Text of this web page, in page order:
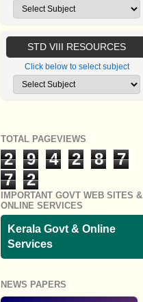
STD VIII RESOURCES
Click below to select subject
TOTAL PAGEVIEWS
2 9 4 2 8
7
7
2
IMPORTANT GOVT WEB SITES &
ONLINE SERVICES
Kerala Govt & Online
Services
NEWS PAPERS